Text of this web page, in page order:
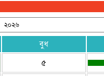
বুধ
৫